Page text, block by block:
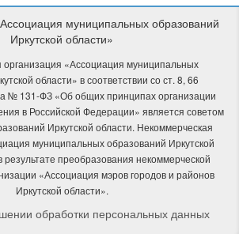
муниципальных образований
Иркутской области»
организация «Ассоциация муниципальных
области» в соответствии со ст. 8, 66
№ 131-ФЗ «Об общих принципах организации
в Российской Федерации» является советом
Иркутской области. Некоммерческая
муниципальных образований Иркутской
результате преобразования некоммерческой
«Ассоциация мэров городов и районов
Иркутской области».
обработки персональных данных